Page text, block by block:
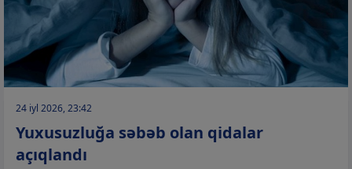
24 iyl 2026, 23:42
Yuxusuzluğa səbəb olan qidalar
açıqlandı